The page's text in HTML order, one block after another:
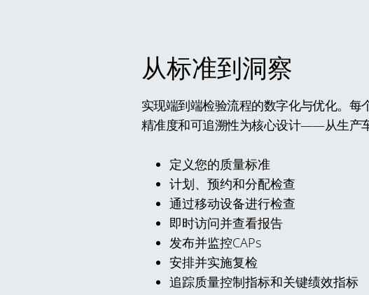
从标准到洞察
实现端到端检验流程的数字化与优化。每
精准度和可追溯性为核心设计——从生产
定义您的质量标准
计划、预约和分配检查
通过移动设备进行检查
即时访问并查看报告
发布并监控CAPs
安排并实施复检
追踪质量控制指标和关键绩效指标